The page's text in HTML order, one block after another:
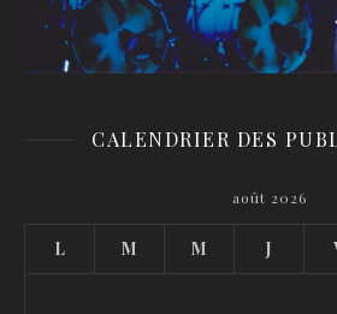
CALENDRIER DES
août 2026
L M M J